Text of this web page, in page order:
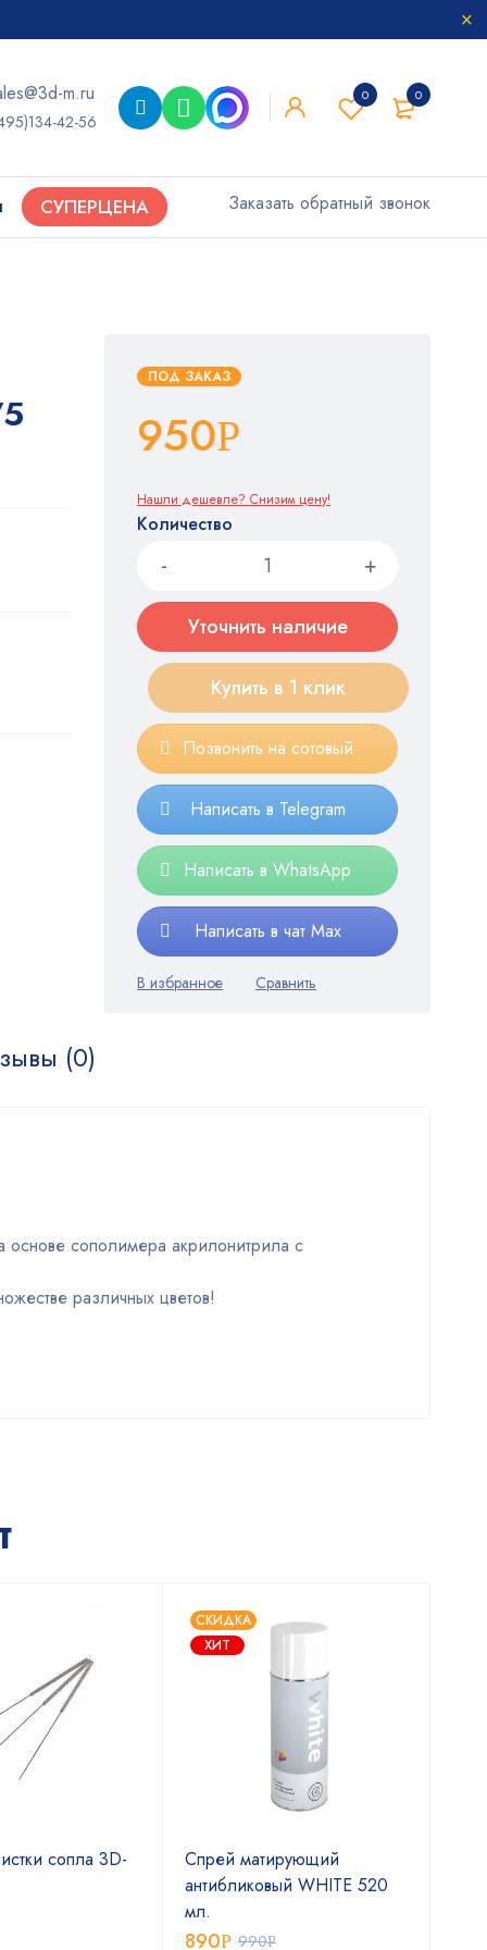
0
0
m.ru
42-56
СУПЕРЦЕНА Заказать обратный звонок
ПОД ЗАКАЗ
950Р
Нашли дешевле? Снизим цену!
Количество
Уточнить наличие
Купить в 1 клик
Позвонить на сотовый
Написать в Telegram
Написать в WhatsApp
Написать в чат Max
(0)
основе сополимера акрилонитрила с
различных цветов!
сопла 3D-
СКИДКА
ХИТ
Спрей матирующий
антибликовый WHITE 520
мл.
990Р
890Р